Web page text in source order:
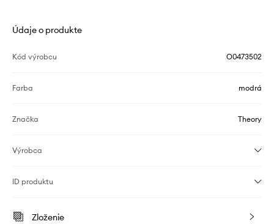
Údaje o produkte
Kód výrobcu O0473502
Farba modrá
Značka Theory
Výrobca
ID produktu
Zloženie